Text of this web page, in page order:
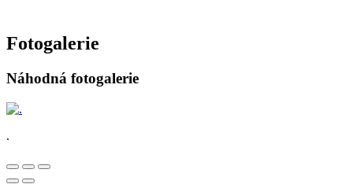
Fotogalerie
Náhodná fotogalerie
.